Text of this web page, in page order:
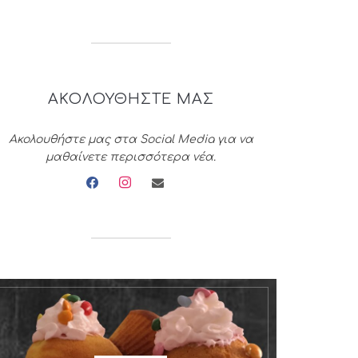
ΑΚΟΛΟΥΘΗΣΤΕ ΜΑΣ
Ακολουθήστε μας στα Social Media για να
μαθαίνετε περισσότερα νέα.
facebookinstagramenvelope